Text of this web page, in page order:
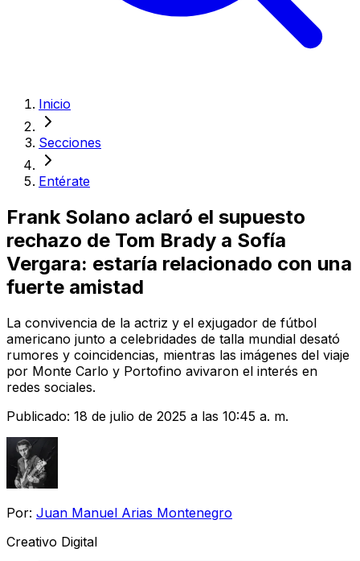
Inicio
Secciones
Entérate
Frank Solano aclaró el supuesto
rechazo de Tom Brady a Sofía
Vergara: estaría relacionado con una
fuerte amistad
La convivencia de la actriz y el exjugador de fútbol
americano junto a celebridades de talla mundial desató
rumores y coincidencias, mientras las imágenes del viaje
por Monte Carlo y Portofino avivaron el interés en
redes sociales.
Publicado: 18 de julio de 2025 a las 10:45 a. m.
Por: Juan Manuel Arias Montenegro
Creativo Digital